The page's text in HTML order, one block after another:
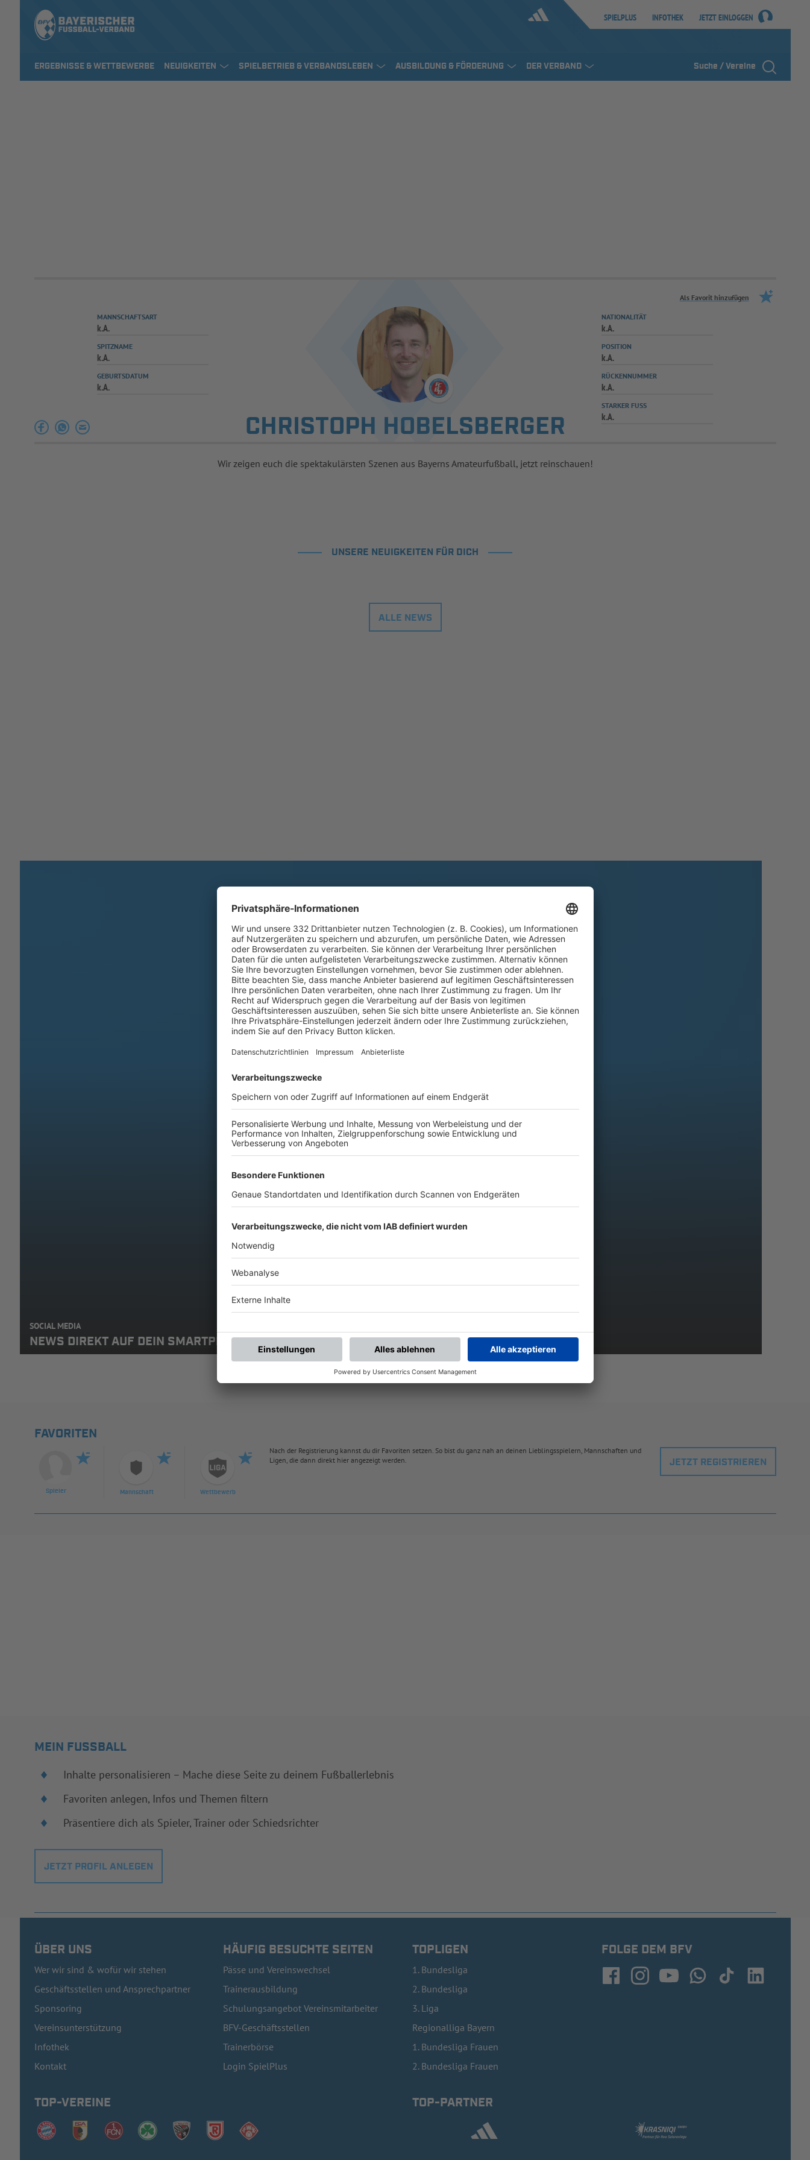
SPIELPLUS INFOTHEK JETZT EINLOGGEN
ERGEBNISSE & WETTBEWERBE NEUIGKEITEN SPIELBETRIEB & VERBANDSLEBEN AUSBILDUNG & FÖRDERUNG DER VERBAND Suche / Vereine
Als Favorit hinzufügen
CHRISTOPH HOBELSBERGER
MANNSCHAFTSART
k.A.
SPITZNAME
k.A.
GEBURTSDATUM
k.A.
NATIONALITÄT
k.A.
POSITION
k.A.
RÜCKENNUMMER
k.A.
STARKER FUSS
k.A.
Wir zeigen euch die spektakulärsten Szenen aus Bayerns Amateurfußball, jetzt reinschauen!
UNSERE NEUIGKEITEN FÜR DICH
ALLE NEWS
SOCIAL MEDIA
NEWS DIREKT AUF DEIN SMARTPHONE: ABONNIERE DEN BFV-WHATSAPP-KANAL!
FAVORITEN
Spieler Mannschaft Wettbewerb
Nach der Registrierung kannst du dir Favoriten setzen. So bist du ganz nah an deinen Lieblingsspielern, Mannschaften und
Ligen, die dann direkt hier angezeigt werden.
JETZT REGISTRIEREN
MEIN FUSSBALL
Inhalte personalisieren – Mache diese Seite zu deinem Fußballerlebnis
Favoriten anlegen, Infos und Themen filtern
Präsentiere dich als Spieler, Trainer oder Schiedsrichter
JETZT PROFIL ANLEGEN
ÜBER UNS
Wer wir sind & wofür wir stehen
Geschäftsstellen und Ansprechpartner
Sponsoring
Vereinsunterstützung
Infothek
Kontakt
HÄUFIG BESUCHTE SEITEN
Pässe und Vereinswechsel
Trainerausbildung
Schulungsangebot Vereinsmitarbeiter
BFV-Geschäftsstellen
Trainerbörse
Login SpielPlus
TOPLIGEN
1. Bundesliga
2. Bundesliga
3. Liga
Regionalliga Bayern
1. Bundesliga Frauen
2. Bundesliga Frauen
FOLGE DEM BFV
TOP-VEREINE TOP-PARTNER